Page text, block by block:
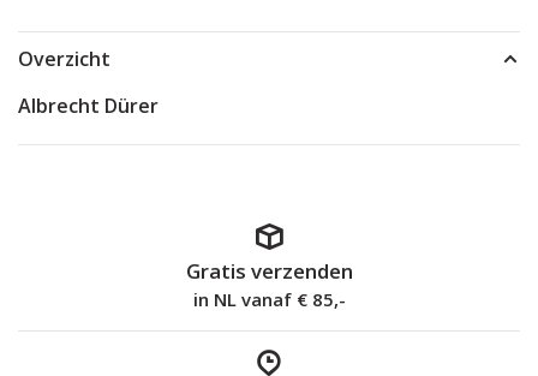
Overzicht
Albrecht Dürer
Gratis verzenden
in NL vanaf € 85,-